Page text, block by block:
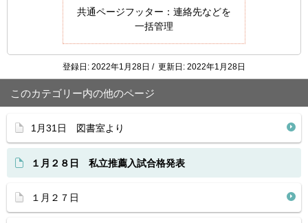
共通ページフッター：連絡先などを
一括管理
登録日: 2022年1月28日 / 更新日: 2022年1月28日
このカテゴリー内の他のページ
1月31日 図書室より
１月２８日 私立推薦入試合格発表
１月２７日